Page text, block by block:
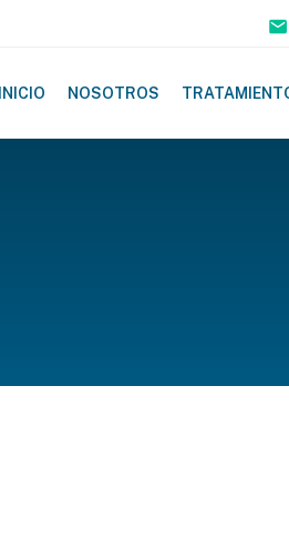
INICIO NOSOTROS